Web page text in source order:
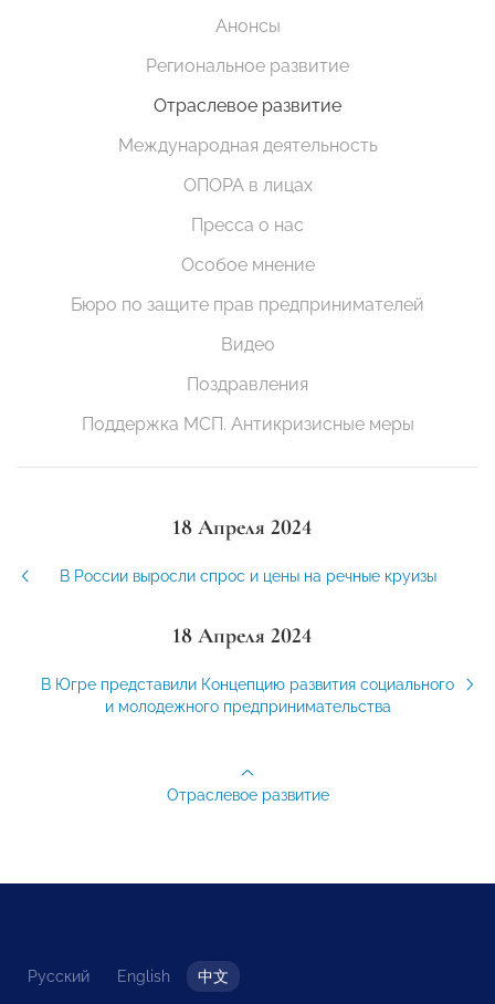
Анонсы
Региональное развитие
Отраслевое развитие
Международная деятельность
ОПОРА в лицах
Пресса о нас
Особое мнение
Бюро по защите прав предпринимателей
Видео
Поздравления
Поддержка МСП. Антикризисные меры
18 Апреля 2024
В России выросли спрос и цены на речные круизы
18 Апреля 2024
В Югре представили Концепцию развития социального
и молодежного предпринимательства
Отраслевое развитие
Русский English 中文